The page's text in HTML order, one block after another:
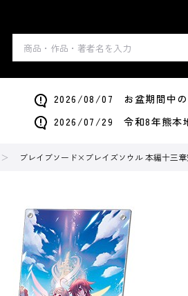
2026/08/07 お盆期間中の
2026/07/29 令和8年熊本
ブレイブソード×ブレイズソウル 本編十三